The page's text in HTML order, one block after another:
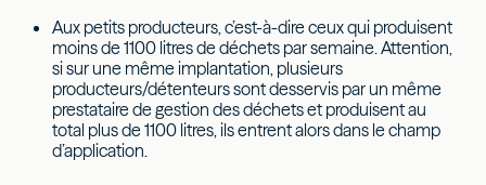
Aux petits producteurs, c’est-à-dire ceux qui produisent
moins de 1100 litres de déchets par semaine. Attention,
si sur une même implantation, plusieurs
producteurs/détenteurs sont desservis par un même
prestataire de gestion des déchets et produisent au
total plus de 1100 litres, ils entrent alors dans le champ
d’application.